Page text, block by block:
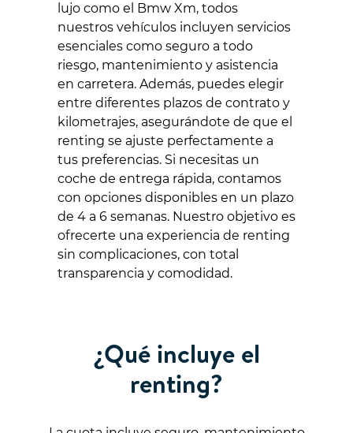
lujo como el Bmw Xm, todos
nuestros vehículos incluyen servicios
esenciales como seguro a todo
riesgo, mantenimiento y asistencia
en carretera. Además, puedes elegir
entre diferentes plazos de contrato y
kilometrajes, asegurándote de que el
renting se ajuste perfectamente a
tus preferencias. Si necesitas un
coche de entrega rápida, contamos
con opciones disponibles en un plazo
de 4 a 6 semanas. Nuestro objetivo es
ofrecerte una experiencia de renting
sin complicaciones, con total
transparencia y comodidad.
¿Qué incluye el
renting?